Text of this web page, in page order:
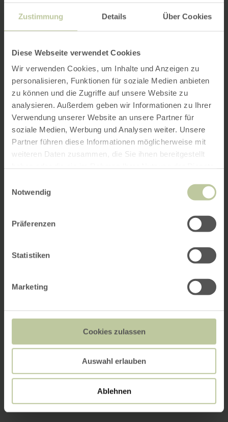
Zustimmung Details Über Cookies
Diese Webseite verwendet Cookies
Wir verwenden Cookies, um Inhalte und Anzeigen zu
personalisieren, Funktionen für soziale Medien anbieten
zu können und die Zugriffe auf unsere Website zu
analysieren. Außerdem geben wir Informationen zu Ihrer
Verwendung unserer Website an unsere Partner für
soziale Medien, Werbung und Analysen weiter. Unsere
Partner führen diese Informationen möglicherweise mit
weiteren Daten zusammen, die Sie ihnen bereitgestellt
Notwendig
Präferenzen
Statistiken
Marketing
Cookies zulassen
Auswahl erlauben
Ablehnen